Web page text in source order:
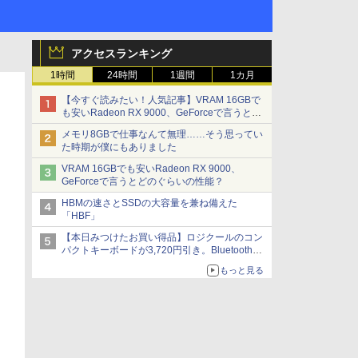
アクセスランキング
1時間 24時間 1週間 1カ月
【今すぐ読みたい！人気記事】VRAM 16GBで
も安いRadeon RX 9000、GeForceで言うとど
のぐらいの性能？ - PC Watch
メモリ8GBで仕事なんて無理……そう思ってい
た時期が僕にもありました
VRAM 16GBでも安いRadeon RX 9000、
GeForceで言うとどのぐらいの性能？
HBMの速さとSSDの大容量を兼ね備えた
「HBF」
【本日みつけたお買い得品】ロジクールのコン
パクトキーボードが3,720円引き。Bluetoothで3
もっと見る